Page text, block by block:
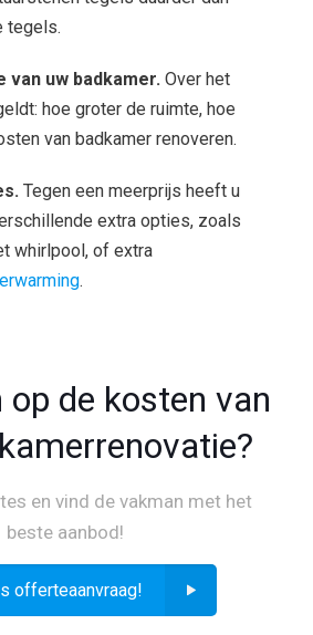
tegels.
van uw badkamer. Over het
hoe groter de ruimte, hoe
van badkamer renoveren.
Tegen een meerprijs heeft u
extra opties, zoals
whirlpool, of extra
.
op de kosten van
en vind de vakman met het
beste aanbod!
offerteaanvraag!